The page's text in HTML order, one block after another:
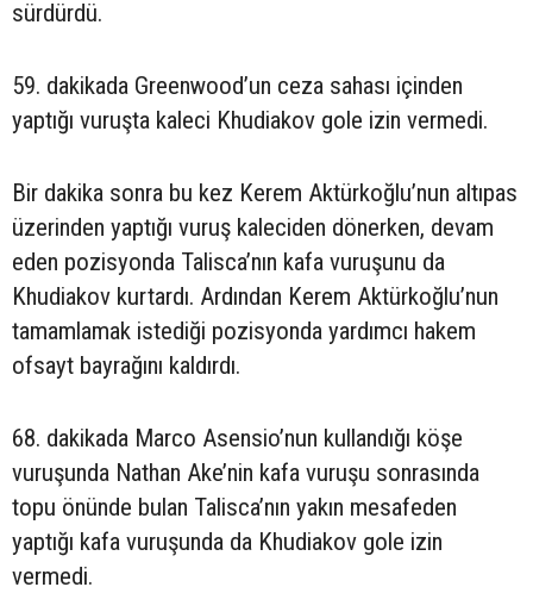
sürdürdü.
59. dakikada Greenwood’un ceza sahası içinden
yaptığı vuruşta kaleci Khudiakov gole izin vermedi.
Bir dakika sonra bu kez Kerem Aktürkoğlu’nun altıpas
üzerinden yaptığı vuruş kaleciden dönerken, devam
eden pozisyonda Talisca’nın kafa vuruşunu da
Khudiakov kurtardı. Ardından Kerem Aktürkoğlu’nun
tamamlamak istediği pozisyonda yardımcı hakem
ofsayt bayrağını kaldırdı.
68. dakikada Marco Asensio’nun kullandığı köşe
vuruşunda Nathan Ake’nin kafa vuruşu sonrasında
topu önünde bulan Talisca’nın yakın mesafeden
yaptığı kafa vuruşunda da Khudiakov gole izin
vermedi.